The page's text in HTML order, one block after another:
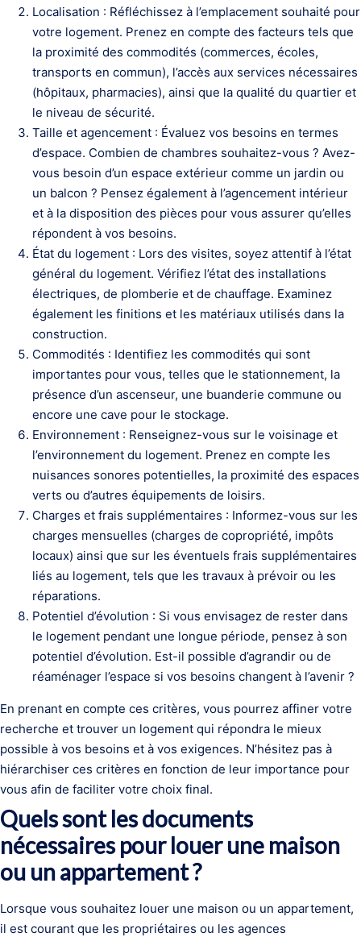
Localisation : Réfléchissez à l’emplacement souhaité pour
votre logement. Prenez en compte des facteurs tels que
la proximité des commodités (commerces, écoles,
transports en commun), l’accès aux services nécessaires
(hôpitaux, pharmacies), ainsi que la qualité du quartier et
le niveau de sécurité.
Taille et agencement : Évaluez vos besoins en termes
d’espace. Combien de chambres souhaitez-vous ? Avez-
vous besoin d’un espace extérieur comme un jardin ou
un balcon ? Pensez également à l’agencement intérieur
et à la disposition des pièces pour vous assurer qu’elles
répondent à vos besoins.
État du logement : Lors des visites, soyez attentif à l’état
général du logement. Vérifiez l’état des installations
électriques, de plomberie et de chauffage. Examinez
également les finitions et les matériaux utilisés dans la
construction.
Commodités : Identifiez les commodités qui sont
importantes pour vous, telles que le stationnement, la
présence d’un ascenseur, une buanderie commune ou
encore une cave pour le stockage.
Environnement : Renseignez-vous sur le voisinage et
l’environnement du logement. Prenez en compte les
nuisances sonores potentielles, la proximité des espaces
verts ou d’autres équipements de loisirs.
Charges et frais supplémentaires : Informez-vous sur les
charges mensuelles (charges de copropriété, impôts
locaux) ainsi que sur les éventuels frais supplémentaires
liés au logement, tels que les travaux à prévoir ou les
réparations.
Potentiel d’évolution : Si vous envisagez de rester dans
le logement pendant une longue période, pensez à son
potentiel d’évolution. Est-il possible d’agrandir ou de
réaménager l’espace si vos besoins changent à l’avenir ?
En prenant en compte ces critères, vous pourrez affiner votre
recherche et trouver un logement qui répondra le mieux
possible à vos besoins et à vos exigences. N’hésitez pas à
hiérarchiser ces critères en fonction de leur importance pour
vous afin de faciliter votre choix final.
Quels sont les documents
nécessaires pour louer une maison
ou un appartement ?
Lorsque vous souhaitez louer une maison ou un appartement,
il est courant que les propriétaires ou les agences